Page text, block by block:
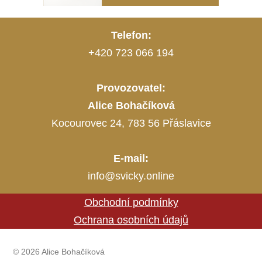
Telefon:
+420 723 066 194
Provozovatel:
Alice Bohačíková
Kocourovec 24, 783 56 Přáslavice
E-mail:
info@svicky.online
Obchodní podmínky
Ochrana osobních údajů
© 2026 Alice Bohačíková